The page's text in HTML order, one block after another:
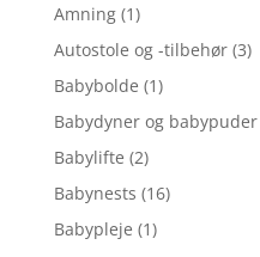
Amning (1)
Autostole og -tilbehør (3)
Babybolde (1)
Babydyner og babypuder
Babylifte (2)
Babynests (16)
Babypleje (1)